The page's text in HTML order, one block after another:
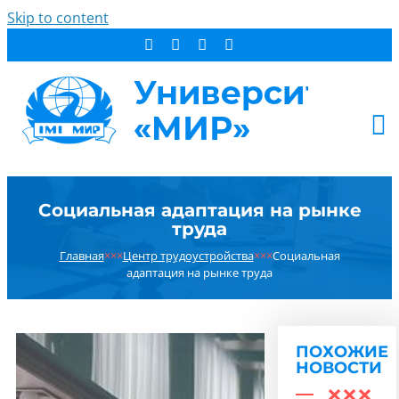
Skip to content
СТУДЕНТУ
ОБ УНИВЕРСИТЕТЕ
НОВОСТИ
РЕЗУЛЬТАТ ПОИСКА:
Социальная адаптация на рынке
труда
Главная×××Центр трудоустройства×××Социальная
адаптация на рынке труда
ПОХОЖИЕ
НОВОСТИ